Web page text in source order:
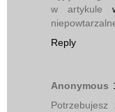
w artykule
Reply
Anonymous